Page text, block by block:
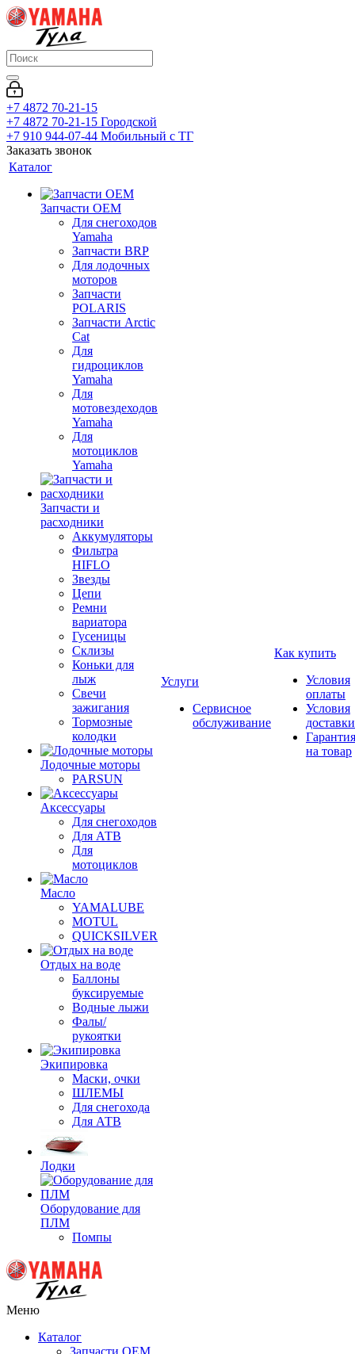
+7 4872 70-21-15
+7 4872 70-21-15 Городской
+7 910 944-07-44 Мобильный с ТГ
Заказать звонок
Каталог
Запчасти OEM
Для снегоходов
Yamaha
Запчасти BRP
Для лодочных
моторов
Запчасти
POLARIS
Запчасти Arctic
Cat
Для
гидроциклов
Yamaha
Для
мотовездеходов
Yamaha
Для
мотоциклов
Yamaha
Запчасти и
расходники
Аккумуляторы
Фильтра
HIFLO
Звезды
Цепи
Ремни
вариатора
Гусеницы
Склизы
Коньки для
лыж
Свечи
зажигания
Тормозные
колодки
Лодочные моторы
PARSUN
Аксессуары
Для снегоходов
Для АТВ
Для
мотоциклов
Масло
YAMALUBE
MOTUL
QUICKSILVER
Отдых на воде
Баллоны
буксируемые
Водные лыжи
Фалы/
рукоятки
Экипировка
Маски, очки
ШЛЕМЫ
Для снегохода
Для АТВ
Лодки
Оборудование для
ПЛМ
Помпы
Услуги
Сервисное
обслуживание
Как купить
Условия
оплаты
Условия
доставки
Гарантия
на товар
Меню
Каталог
Запчасти OEM